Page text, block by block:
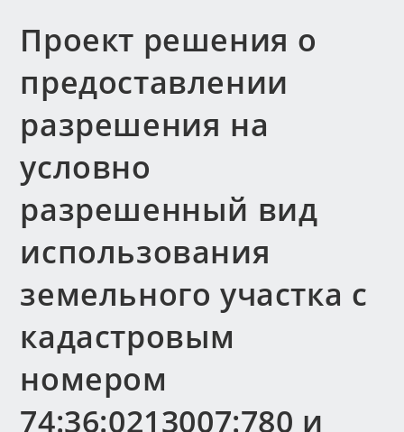
Проект решения о
предоставлении
разрешения на
условно
разрешенный вид
использования
земельного участка с
кадастровым
номером
74:36:0213007:780 и